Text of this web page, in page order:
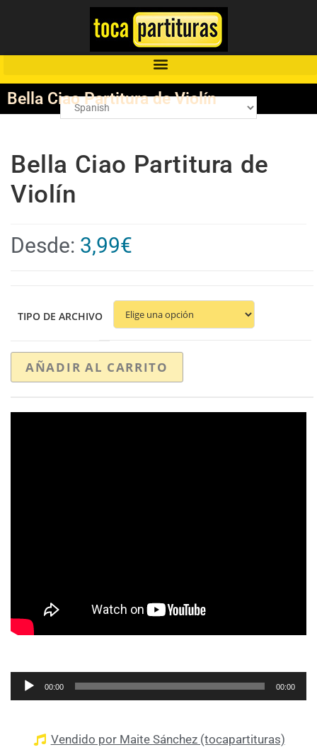
Bella Ciao Partitura de Violín
Bella Ciao Partitura de
Violín
Desde: 3,99€
TIPO DE ARCHIVO
AÑADIR AL CARRITO
Reproductor
de
00:00 00:00
Vendido por Maite Sánchez (tocapartituras)